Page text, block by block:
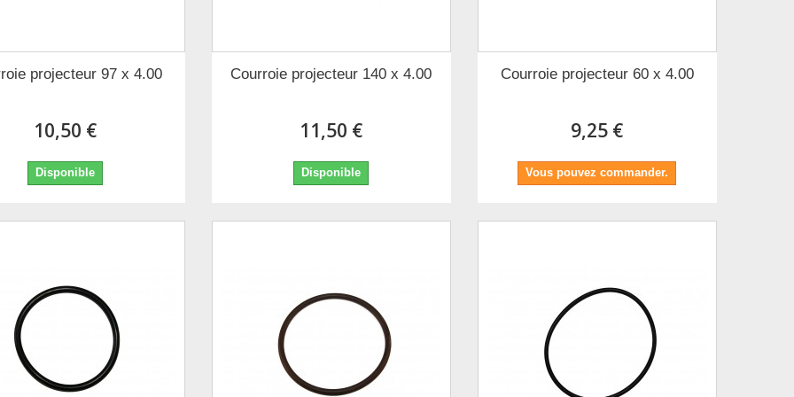
projecteur 97 x 4.00
10,50 €
Disponible
Courroie projecteur 140 x 4.00
11,50 €
Disponible
Courroie projecteur 60 x 4.00
9,25 €
Vous pouvez commander.